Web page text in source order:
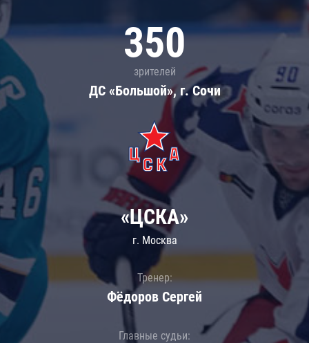
350
зрителей
ДС «Большой», г. Сочи
«ЦСКА»
г. Москва
Тренер:
Фёдоров Сергей
Главные судьи: